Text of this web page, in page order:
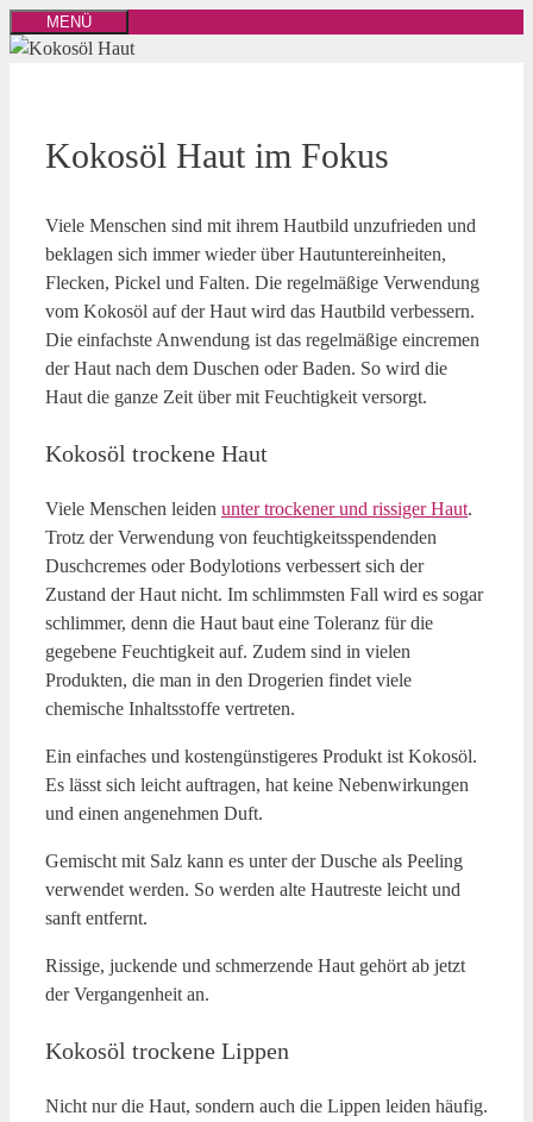
Inhalt
MENÜ
Kokosöl Haut im Fokus
Viele Menschen sind mit ihrem Hautbild unzufrieden und
beklagen sich immer wieder über Hautuntereinheiten,
Flecken, Pickel und Falten. Die regelmäßige Verwendung
vom Kokosöl auf der Haut wird das Hautbild verbessern.
Die einfachste Anwendung ist das regelmäßige eincremen
der Haut nach dem Duschen oder Baden. So wird die
Haut die ganze Zeit über mit Feuchtigkeit versorgt.
Kokosöl trockene Haut
Viele Menschen leiden unter trockener und rissiger Haut.
Trotz der Verwendung von feuchtigkeitsspendenden
Duschcremes oder Bodylotions verbessert sich der
Zustand der Haut nicht. Im schlimmsten Fall wird es sogar
schlimmer, denn die Haut baut eine Toleranz für die
gegebene Feuchtigkeit auf. Zudem sind in vielen
Produkten, die man in den Drogerien findet viele
chemische Inhaltsstoffe vertreten.
Ein einfaches und kostengünstigeres Produkt ist Kokosöl.
Es lässt sich leicht auftragen, hat keine Nebenwirkungen
und einen angenehmen Duft.
Gemischt mit Salz kann es unter der Dusche als Peeling
verwendet werden. So werden alte Hautreste leicht und
sanft entfernt.
Rissige, juckende und schmerzende Haut gehört ab jetzt
der Vergangenheit an.
Kokosöl trockene Lippen
Nicht nur die Haut, sondern auch die Lippen leiden häufig.